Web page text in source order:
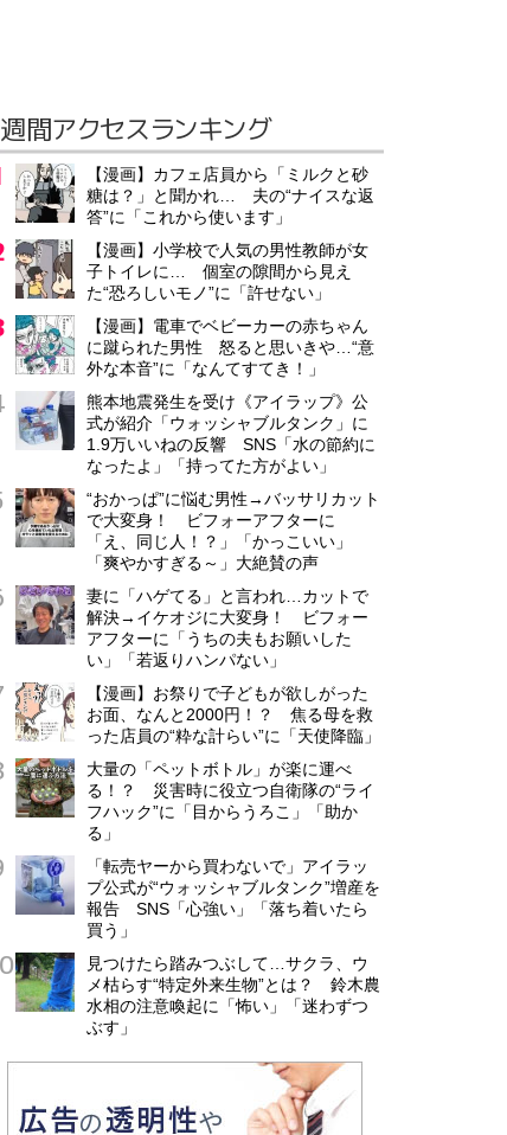
週間アクセスランキング
【漫画】カフェ店員から「ミルクと砂
糖は？」と聞かれ… 夫の“ナイスな返
答”に「これから使います」
【漫画】小学校で人気の男性教師が女
子トイレに… 個室の隙間から見え
た“恐ろしいモノ”に「許せない」
【漫画】電車でベビーカーの赤ちゃん
に蹴られた男性 怒ると思いきや…“意
外な本音”に「なんてすてき！」
熊本地震発生を受け《アイラップ》公
式が紹介「ウォッシャブルタンク」に
1.9万いいねの反響 SNS「水の節約に
なったよ」「持ってた方がよい」
“おかっぱ”に悩む男性→バッサリカット
で大変身！ ビフォーアフターに
「え、同じ人！？」「かっこいい」
「爽やかすぎる～」大絶賛の声
妻に「ハゲてる」と言われ…カットで
解決→イケオジに大変身！ ビフォー
アフターに「うちの夫もお願いした
い」「若返りハンパない」
【漫画】お祭りで子どもが欲しがった
お面、なんと2000円！？ 焦る母を救
った店員の“粋な計らい”に「天使降臨」
大量の「ペットボトル」が楽に運べ
る！？ 災害時に役立つ自衛隊の“ライ
フハック”に「目からうろこ」「助か
る」
「転売ヤーから買わないで」アイラッ
プ公式が“ウォッシャブルタンク”増産を
報告 SNS「心強い」「落ち着いたら
買う」
見つけたら踏みつぶして…サクラ、ウ
メ枯らす“特定外来生物”とは？ 鈴木農
水相の注意喚起に「怖い」「迷わずつ
ぶす」